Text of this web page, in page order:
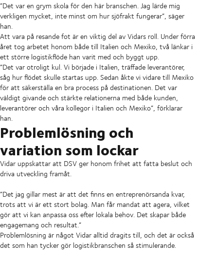
”Det var en grym skola för den här branschen. Jag lärde mig
verkligen mycket, inte minst om hur sjöfrakt fungerar”, säger
han.
Att vara på resande fot är en viktig del av Vidars roll. Under förra
året tog arbetet honom både till Italien och Mexiko, två länkar i
ett större logistikflöde han varit med och byggt upp.
”Det var otroligt kul. Vi började i Italien, träffade leverantörer,
såg hur flödet skulle startas upp. Sedan åkte vi vidare till Mexiko
för att säkerställa en bra process på destinationen. Det var
väldigt givande och stärkte relationerna med både kunden,
leverantörer och våra kollegor i Italien och Mexiko”, förklarar
han.
Problemlösning och
variation som lockar
Vidar uppskattar att DSV ger honom frihet att fatta beslut och
driva utveckling framåt.
”Det jag gillar mest är att det finns en entreprenörsanda kvar,
trots att vi är ett stort bolag. Man får mandat att agera, vilket
gör att vi kan anpassa oss efter lokala behov. Det skapar både
engagemang och resultat.”
Problemlösning är något Vidar alltid dragits till, och det är också
det som han tycker gör logistikbranschen så stimulerande.